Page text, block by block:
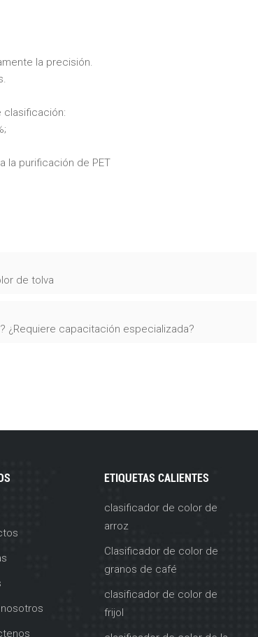
la precisión.
la purificación de PET
de tolva
¿Requiere capacitación especializada?
ETIQUETAS CALIENTES
clasificador de color de
arroz
Clasificador de color de
granos de café
clasificador de color de
frijol